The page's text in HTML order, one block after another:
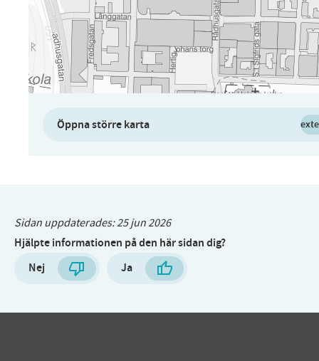
Öppna större karta
Sidan uppdaterades:25 jun 2026
Hjälpte informationen på den här sidan dig?
Nej
Ja